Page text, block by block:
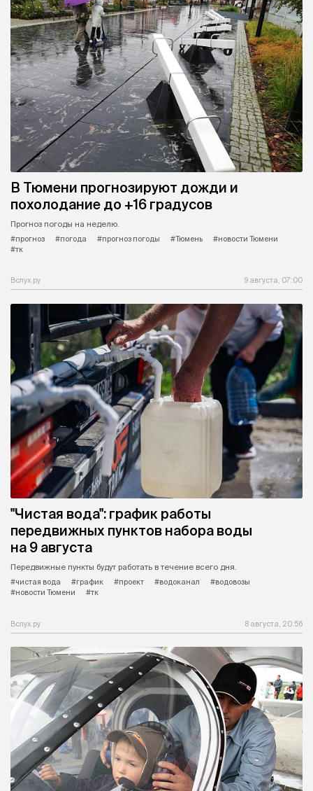
В Тюмени прогнозируют дожди и
похолодание до +16 градусов
Прогноз погоды на неделю.
#прогноз
#погода #прогноз погоды #Тюмень
#новости Тюмени
#тк
Вслух.ру 9 августа, 07:00
"Чистая вода": график работы
передвижных пунктов набора воды
на 9 августа
Передвижные пункты будут работать в течение всего дня.
#чистая вода
#график #проект #водоканал
#водовозы
#новости Тюмени
#тк
Вслух.ру 8 августа, 20:56